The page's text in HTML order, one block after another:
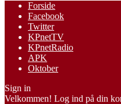
Forside
Facebook
Twitter
KPnetTV
KPnetRadio
APK
Oktober
Sign in
Velkommen! Log ind på din